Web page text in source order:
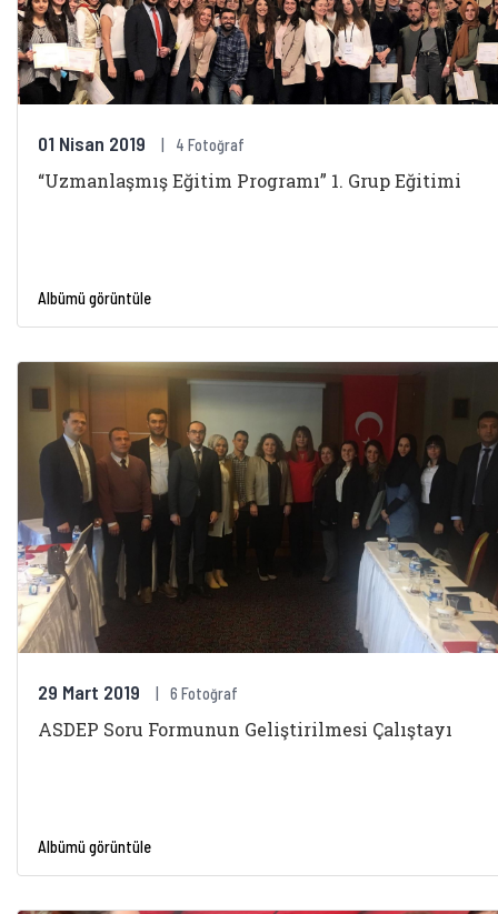
01 Nisan 2019 4 Fotoğraf
“Uzmanlaşmış Eğitim Programı” 1. Grup Eğitimi
Albümü görüntüle
29 Mart 2019 6 Fotoğraf
ASDEP Soru Formunun Geliştirilmesi Çalıştayı
Albümü görüntüle